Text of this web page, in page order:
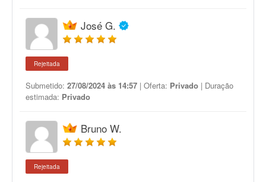
José G.
Rejeitada
Submetido: 27/08/2024 às 14:57 | Oferta: Privado | Duração
estimada: Privado
Bruno W.
Rejeitada